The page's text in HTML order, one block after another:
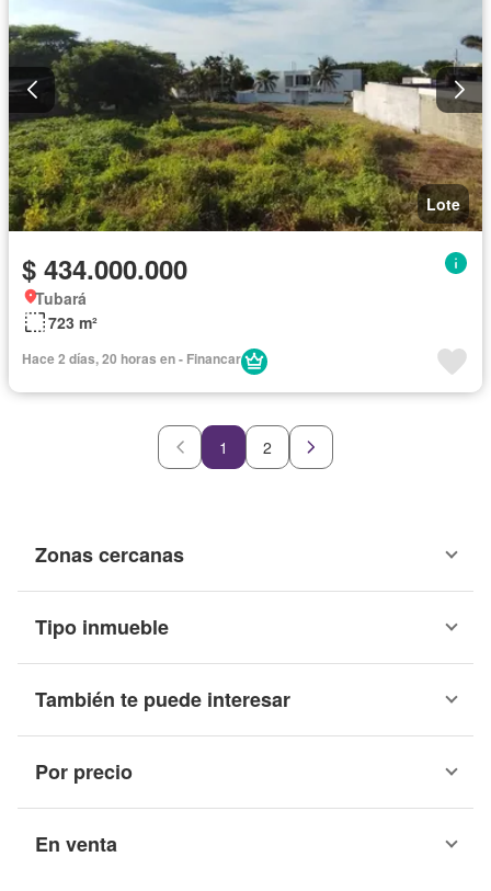
Lote
$ 434.000.000
Tubará
723 m²
Hace 2 días, 20 horas en - Financar
1 2
Zonas cercanas
Tipo inmueble
También te puede interesar
Por precio
En venta